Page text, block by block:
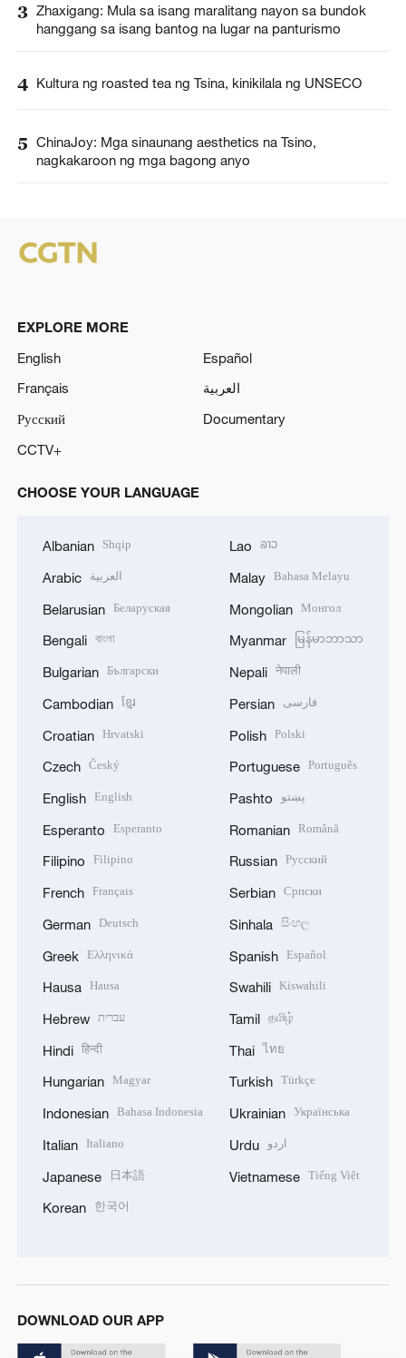
3 Zhaxigang: Mula sa isang maralitang nayon sa bundok
hanggang sa isang bantog na lugar na panturismo
4 Kultura ng roasted tea ng Tsina, kinikilala ng UNSECO
5 ChinaJoy: Mga sinaunang aesthetics na Tsino,
nagkakaroon ng mga bagong anyo
EXPLORE MORE
English
Español
Français
العربية
Русский
Documentary
CCTV+
CHOOSE YOUR LANGUAGE
Albanian Shqip
Arabic العربية
Belarusian Беларуская
Bengali বাংলা
Bulgarian Български
Cambodian ខ្មែរ
Croatian Hrvatski
Czech Český
English English
Esperanto Esperanto
Filipino Filipino
French Français
German Deutsch
Greek Ελληνικά
Hausa Hausa
Hebrew עברית
Hindi हिन्दी
Hungarian Magyar
Indonesian Bahasa Indonesia
Italian Italiano
Japanese 日本語
Korean 한국어
Lao ລາວ
Malay Bahasa Melayu
Mongolian Монгол
Myanmar မြန်မာဘာသာ
Nepali नेपाली
Persian فارسی
Polish Polski
Portuguese Português
Pashto پښتو
Romanian Română
Russian Русский
Serbian Српски
Sinhala සිංහල
Spanish Español
Swahili Kiswahili
Tamil தமிழ்
Thai ไทย
Turkish Türkçe
Ukrainian Українська
Urdu اردو
Vietnamese Tiếng Việt
DOWNLOAD OUR APP